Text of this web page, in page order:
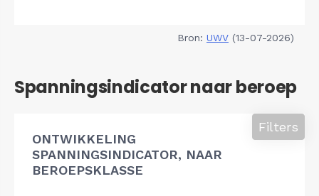
Bron: UWV (13-07-2026)
Spanningsindicator naar beroep
ONTWIKKELING
SPANNINGSINDICATOR, NAAR
BEROEPSKLASSE
Filters